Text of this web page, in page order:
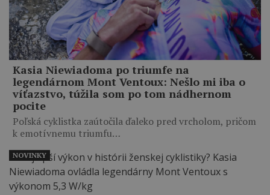
Kasia Niewiadoma po triumfe na
legendárnom Mont Ventoux: Nešlo mi iba o
víťazstvo, túžila som po tom nádhernom
pocite
Poľská cyklistka zaútočila ďaleko pred vrcholom, pričom
k emotívnemu triumfu…
NOVINKY